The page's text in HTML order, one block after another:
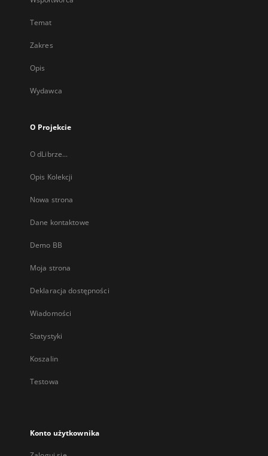
Temat
Zakres
Opis
Wydawca
O Projekcie
O dLibrze...
Opis Kolekcji
Nowa strona
Dane kontaktowe
Demo BB
Moja strona
Deklaracja dostępności
Wiadomości
Statystyki
Koszalin
Testowa
Konto użytkownika